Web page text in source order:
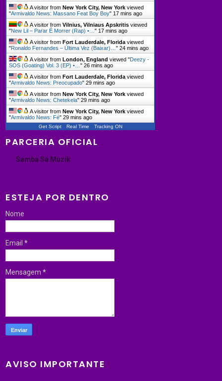
A visitor from New York City, New York viewed
"Armivaldo News: Massano Feat Boy Boy" 17 mins ago
A visitor fromVilnius, Vilniaus Apskritis viewed
"New Lil – Parar É Morrer (Rap) •…" 17 mins ago
A visitor from Fort Lauderdale, Florida viewed
"Ronaldo Fernandes – Última Vez (Baixar)…"24 mins ago
A visitor from London, England viewed "Deezy -
SOS (Goating) Vol. 3 (EP) •…"26 mins ago
A visitor from Fort Lauderdale, Florida viewed
"Armivaldo News: Preocupado"29 mins ago
A visitor from New York City, New York viewed
"Armivaldo News: Chetekela"29 mins ago
A visitor from New York City, New York viewed
"Armivaldo News: Fé"29 mins ago
Get Script Real Time Tracking ON
PARCERIA OFICIAL
Samba Sa Muzik
ESTEJA POR DENTRO
Nome
Email*
Mensagem*
AVISO IMPORTANTE